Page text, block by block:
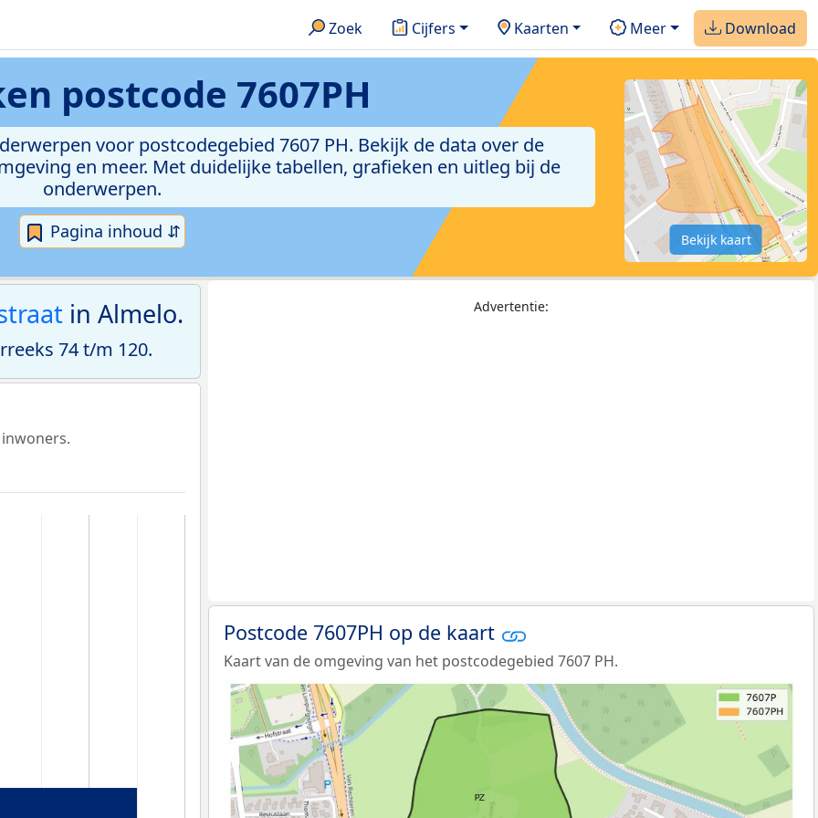
Zoek Cijfers Kaarten Meer Download
postcode 7607PH
voor postcodegebied 7607 PH. Bekijk de data over de
en meer. Met duidelijke tabellen, grafieken en uitleg bij de
onderwerpen.
Pagina inhoud ⇵ Bekijk kaart
in Almelo.
74 t/m 120.
Advertentie:
Postcode 7607PH op de kaart
Kaart van de omgeving van het postcodegebied 7607 PH.